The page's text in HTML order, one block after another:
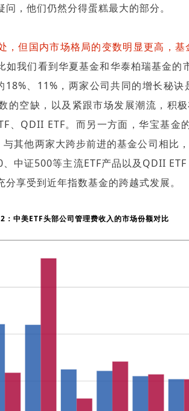
，他们仍然分得蛋糕最大的部分。
，但国内市场格局的变数明显更高，
如我们看到华夏基金和华泰柏瑞基金的
、11%，两家公司共同的增长秘诀
的空缺，以及紧跟市场发展潮流，积极
、QDII ETF。而另一方面，华宝基金
其他两家大跨步前进的基金公司相比
中证500等主流ETF产品以及QDII
享受到近年指数基金的跨越式发展。
：中美ETF头部公司管理费收入的市场份额对比